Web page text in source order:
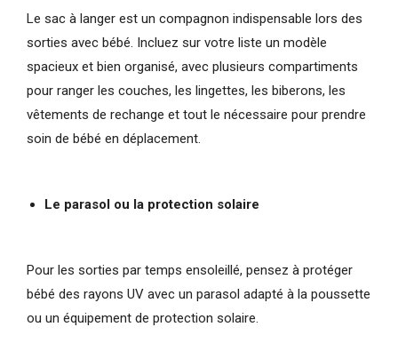
Le sac à langer est un compagnon indispensable lors des
sorties avec bébé. Incluez sur votre liste un modèle
spacieux et bien organisé, avec plusieurs compartiments
pour ranger les couches, les lingettes, les biberons, les
vêtements de rechange et tout le nécessaire pour prendre
soin de bébé en déplacement.
Le parasol ou la protection solaire
Pour les sorties par temps ensoleillé, pensez à protéger
bébé des rayons UV avec un parasol adapté à la poussette
ou un équipement de protection solaire.